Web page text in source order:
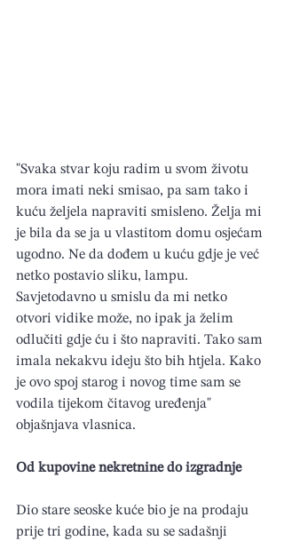
"Svaka stvar koju radim u svom životu
mora imati neki smisao, pa sam tako i
kuću željela napraviti smisleno. Želja mi
je bila da se ja u vlastitom domu osjećam
ugodno. Ne da dođem u kuću gdje je već
netko postavio sliku, lampu.
Savjetodavno u smislu da mi netko
otvori vidike može, no ipak ja želim
odlučiti gdje ću i što napraviti. Tako sam
imala nekakvu ideju što bih htjela. Kako
je ovo spoj starog i novog time sam se
vodila tijekom čitavog uređenja"
objašnjava vlasnica.
Od kupovine nekretnine do izgradnje
Dio stare seoske kuće bio je na prodaju
prije tri godine, kada su se sadašnji